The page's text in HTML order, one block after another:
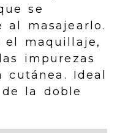
se
al masajearlo.
el maquillaje,
impurezas
cutánea. Ideal
la doble